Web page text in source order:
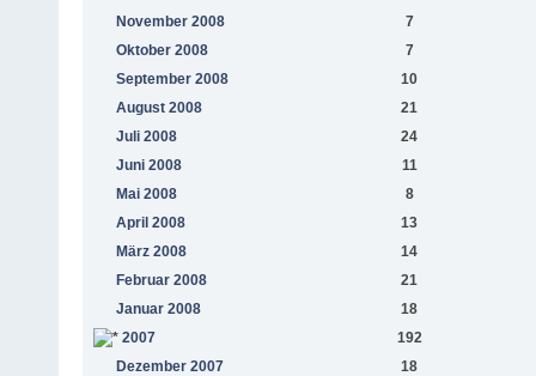
November 2008
7
Oktober 2008
7
September 2008
10
August 2008
21
Juli 2008
24
Juni 2008
11
Mai 2008
8
April 2008
13
März 2008
14
Februar 2008
21
Januar 2008
18
2007
192
Dezember 2007
18